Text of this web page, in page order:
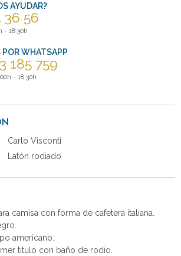
AYUDAR?
36 56
- 18:30h
POR WHATSAPP
185 759
- 18:30h
Carlo Visconti
Latón rodiado
camisa con forma de cafetera italiana.
americano.
titulo con baño de rodio.